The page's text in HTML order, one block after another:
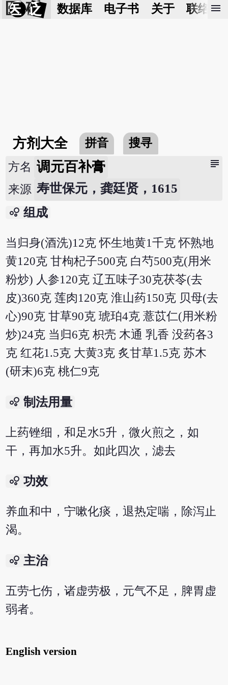
医 砭 数据库 电子书 关于 联络我
menu
方剂大全 拼音 搜寻
subject
方名 调元百补膏
来源 寿世保元，龚廷贤，1615
bubble_chart 组成
当归身(酒洗)12克 怀生地黄1千克 怀熟地
黄120克 甘枸杞子500克 白芍500克(用米
粉炒) 人参120克 辽五味子30克茯苓(去
皮)360克 莲肉120克 淮山药150克 贝母(去
心)90克 甘草90克 琥珀4克 薏苡仁(用米粉
炒)24克 当归6克 枳壳 木通 乳香 没药各3
克 红花1.5克 大黄3克 炙甘草1.5克 苏木
(研末)6克 桃仁9克
bubble_chart 制法用量
上药锉细，和足水5升，微火煎之，如
干，再加水5升。如此四次，滤去
bubble_chart 功效
养血和中，宁嗽化痰，退热定喘，除泻止
渴。
bubble_chart 主治
五劳七伤，诸虚劳极，元气不足，脾胃虚
弱者。
English version